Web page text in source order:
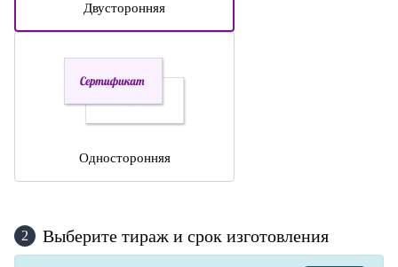
Двусторонняя
Односторонняя
2 Выберите тираж и срок изготовления